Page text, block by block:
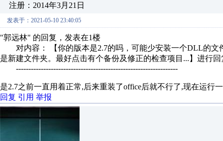
注册：2014年3月21日
发表于：2021-05-10 23:40:05
"郭远林" 的回复，发表在1楼
对内容： 【你的版本是2.7的吗，可能少安装一个DLL的文
是新建文件夹。最好点击有个备份及修正的检查项目...】进行回
-----------------------------------------------------------------
是2.7之前一直用着正常,后来重装了office后就不行了,现在运行
回复 引用 举报